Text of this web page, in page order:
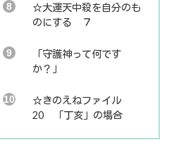
☆大運天中殺を自分のも
のにする ７
「守護神って何です
か？」
☆きのえねファイル
20 「丁亥」の場合